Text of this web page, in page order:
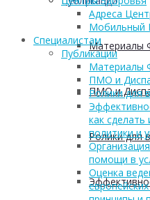
Материалы
ПМО и
Ролики для
Адреса
Мобильный
Cпециалистам
Публикации
Материалы
ПМО и
Ролики для
как
политики и
помощи в
Оценка